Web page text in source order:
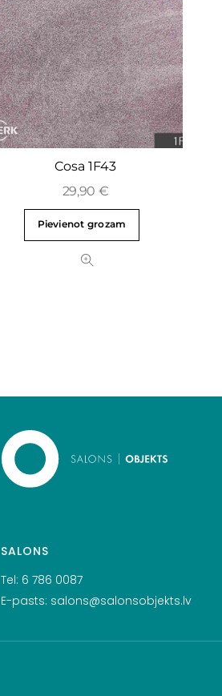
Cosa 1F43
29,90 €
Pievienot grozam
SALONS
Tel: 6 786 0087
E-pasts: salons@salonsobjekts.lv